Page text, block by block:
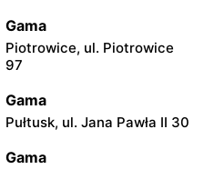
Gama
Piotrowice, ul. Piotrowice
97
Gama
Pułtusk, ul. Jana Pawła II 30
Gama